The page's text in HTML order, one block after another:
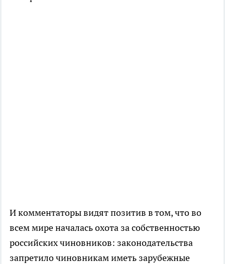
И комментаторы видят позитив в том, что во
всем мире началась охота за собственностью
российских чиновников: законодательства
запретило чиновникам иметь зарубежные